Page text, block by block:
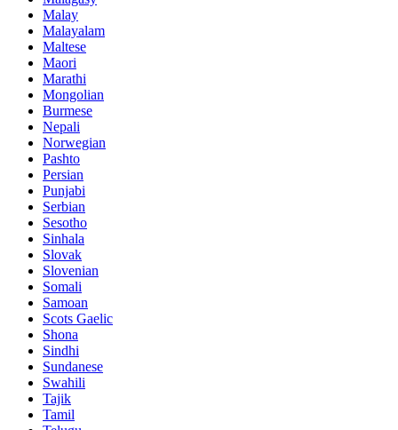
Malay
Malayalam
Maltese
Maori
Marathi
Mongolian
Burmese
Nepali
Norwegian
Pashto
Persian
Punjabi
Serbian
Sesotho
Sinhala
Slovak
Slovenian
Somali
Samoan
Scots Gaelic
Shona
Sindhi
Sundanese
Swahili
Tajik
Tamil